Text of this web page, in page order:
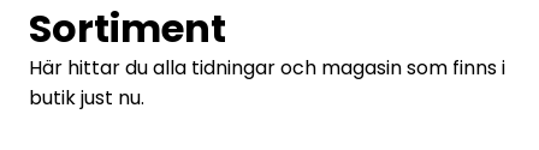
Sortiment
Här hittar du alla tidningar och magasin som finns i
butik just nu.